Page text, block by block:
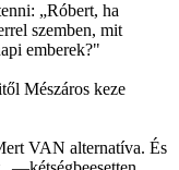
„Róbert, ha
szemben, mit
emberek?"
Mészáros keze
VAN alternatíva. És